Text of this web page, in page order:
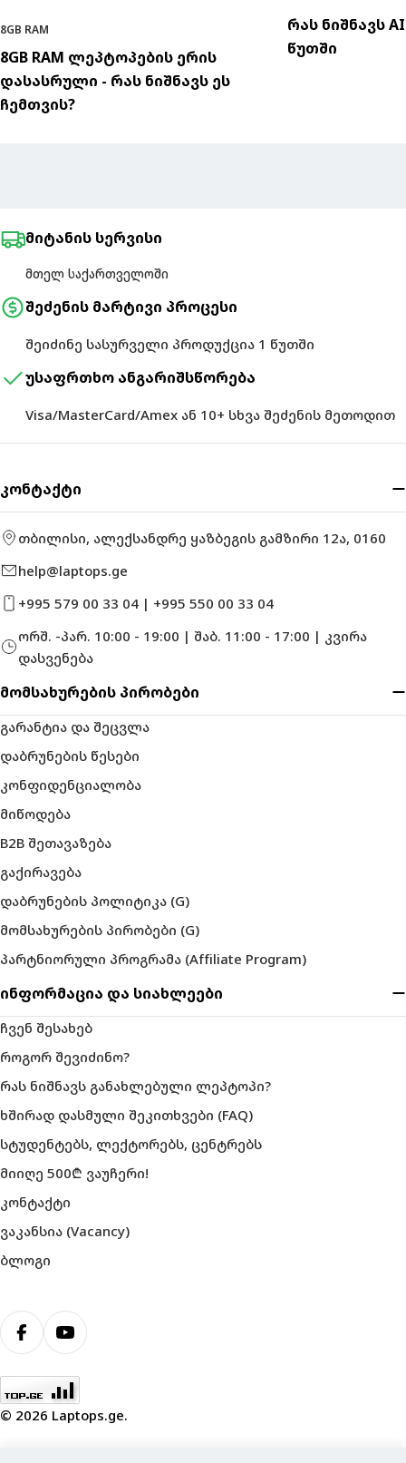
8GB RAM
8GB RAM ლეპტოპების ერის
დასასრული - რას ნიშნავს ეს
ჩემთვის?
რას ნიშნავს
წუთში
მიტანის სერვისი
მთელ საქართველოში
შეძენის მარტივი პროცესი
შეიძინე სასურველი პროდუქცია 1 წუთში
უსაფრთხო ანგარიშსწორება
Visa/MasterCard/Amex ან 10+ სხვა შეძენის მეთოდით
კონტაქტი
თბილისი, ალექსანდრე ყაზბეგის გამზირი 12ა, 0160
help@laptops.ge
+995 579 00 33 04 | +995 550 00 33 04
ორშ. -პარ. 10:00 - 19:00 | შაბ. 11:00 - 17:00 | კვირა
დასვენება
მომსახურების პირობები
გარანტია და შეცვლა
დაბრუნების წესები
კონფიდენციალობა
მიწოდება
B2B შეთავაზება
გაქირავება
დაბრუნების პოლიტიკა (G)
მომსახურების პირობები (G)
პარტნიორული პროგრამა (Affiliate Program)
ინფორმაცია და სიახლეები
ჩვენ შესახებ
როგორ შევიძინო?
რას ნიშნავს განახლებული ლეპტოპი?
ხშირად დასმული შეკითხვები (FAQ)
სტუდენტებს, ლექტორებს, ცენტრებს
მიიღე 500₾ ვაუჩერი!
კონტაქტი
ვაკანსია (Vacancy)
ბლოგი
გადახდის
მეთოდები
FacebookYouTube
© 2026 Laptops.ge.